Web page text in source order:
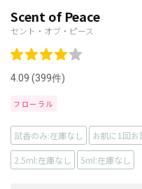
Scent of Peace
セント・オブ・ピース
4.09 (399件)
フローラル
試香のみ:在庫なし お肌に1回お
2.5ml:在庫なし 5ml:在庫なし